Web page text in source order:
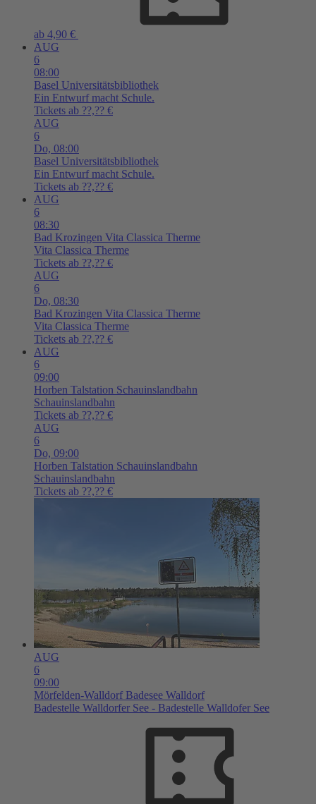
ab 4,90 €
AUG
6
08:00
Basel Universitätsbibliothek
Ein Entwurf macht Schule.
Tickets ab ??,?? €
AUG
6
Do, 08:00
Basel Universitätsbibliothek
Ein Entwurf macht Schule.
Tickets ab ??,?? €
AUG
6
08:30
Bad Krozingen Vita Classica Therme
Vita Classica Therme
Tickets ab ??,?? €
AUG
6
Do, 08:30
Bad Krozingen Vita Classica Therme
Vita Classica Therme
Tickets ab ??,?? €
AUG
6
09:00
Horben Talstation Schauinslandbahn
Schauinslandbahn
Tickets ab ??,?? €
AUG
6
Do, 09:00
Horben Talstation Schauinslandbahn
Schauinslandbahn
Tickets ab ??,?? €
AUG
6
09:00
Mörfelden-Walldorf Badesee Walldorf
Badestelle Walldorfer See - Badestelle Walldofer See